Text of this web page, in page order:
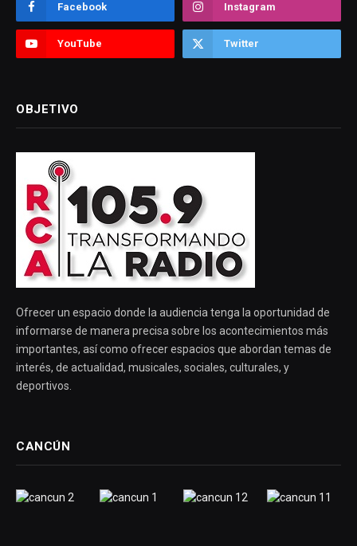
Facebook Instagram
YouTube Twitter
OBJETIVO
Ofrecer un espacio donde la audiencia tenga la oportunidad de
informarse de manera precisa sobre los acontecimientos más
importantes, así como ofrecer espacios que abordan temas de
interés, de actualidad, musicales, sociales, culturales, y
deportivos.
CANCÚN